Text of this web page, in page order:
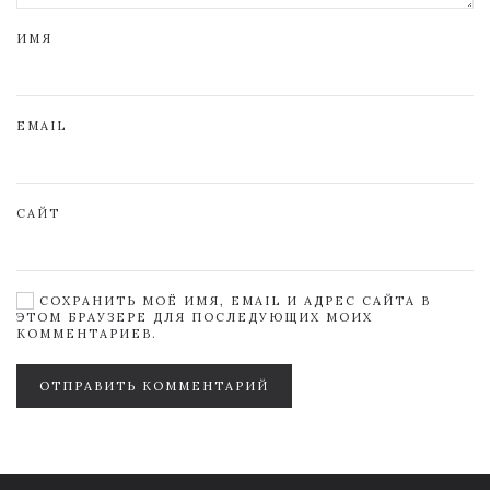
ИМЯ
EMAIL
САЙТ
СОХРАНИТЬ МОЁ ИМЯ, EMAIL И АДРЕС САЙТА В
ЭТОМ БРАУЗЕРЕ ДЛЯ ПОСЛЕДУЮЩИХ МОИХ
КОММЕНТАРИЕВ.
ОТПРАВИТЬ КОММЕНТАРИЙ